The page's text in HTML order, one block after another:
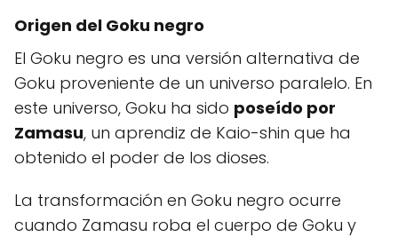
Origen del Goku negro
El Goku negro es una versión alternativa de
Goku proveniente de un universo paralelo. En
este universo, Goku ha sido poseído por
Zamasu, un aprendiz de Kaio-shin que ha
obtenido el poder de los dioses.
La transformación en Goku negro ocurre
cuando Zamasu roba el cuerpo de Goku y